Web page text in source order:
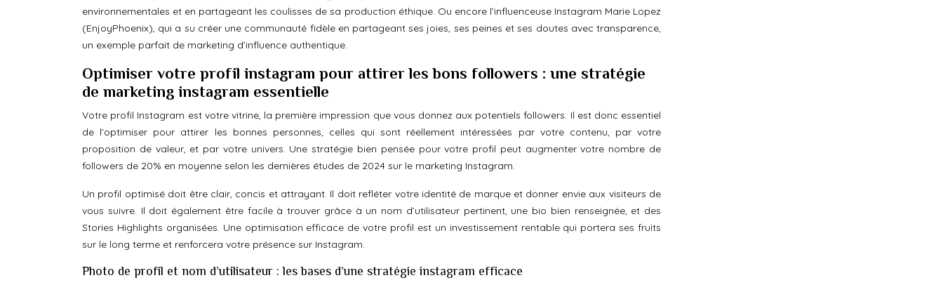
environnementales et en partageant les coulisses de sa production éthique. Ou encore l’influenceuse Instagram Marie Lopez
(EnjoyPhoenix), qui a su créer une communauté fidèle en partageant ses joies, ses peines et ses doutes avec transparence,
un exemple parfait de marketing d’influence authentique.
Optimiser votre profil instagram pour attirer les bons followers : une stratégie
de marketing instagram essentielle
Votre profil Instagram est votre vitrine, la première impression que vous donnez aux potentiels followers. Il est donc essentiel
de l’optimiser pour attirer les bonnes personnes, celles qui sont réellement intéressées par votre contenu, par votre
proposition de valeur, et par votre univers. Une stratégie bien pensée pour votre profil peut augmenter votre nombre de
followers de 20% en moyenne selon les dernières études de 2024 sur le marketing Instagram.
Un profil optimisé doit être clair, concis et attrayant. Il doit refléter votre identité de marque et donner envie aux visiteurs de
vous suivre. Il doit également être facile à trouver grâce à un nom d’utilisateur pertinent, une bio bien renseignée, et des
Stories Highlights organisées. Une optimisation efficace de votre profil est un investissement rentable qui portera ses fruits
sur le long terme et renforcera votre présence sur Instagram.
Photo de profil et nom d’utilisateur : les bases d’une stratégie instagram efficace